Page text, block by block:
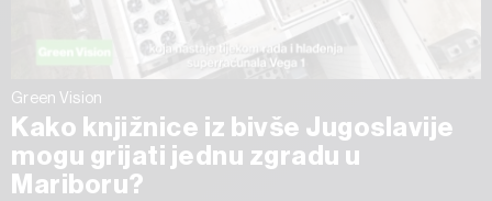
Green Vision
Kako knjižnice iz bivše Jugoslavije
mogu grijati jednu zgradu u
Mariboru?